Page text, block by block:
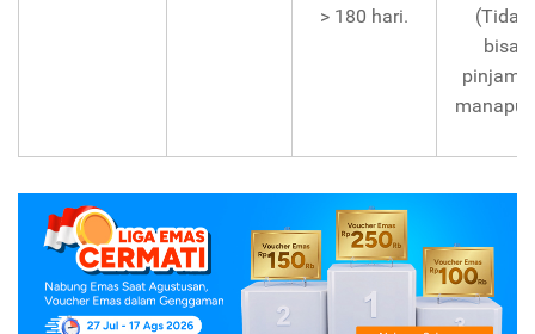
> 180 hari.
(Tidak
bisa
pinjam